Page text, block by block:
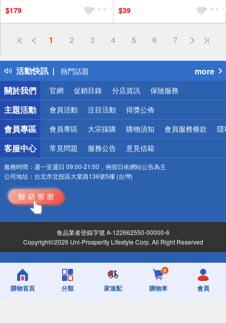
$179
$39
1 2 3 4 5 6 7
活動快訊
偏遠地區配送
得獎公告
熱門話題
銀行優惠
偏遠地區配送
詐騙網頁！請小心！
more
關於我們
官網 促銷目錄 分店資訊 保險服務
主題活動 會員活動 注目活動 得獎公佈
會員專區 會員專區 大宗採購 購物須知 會員服務條款 隱
客服中心 常見問題 服務公告 意見信箱
服務時間： 週一至週日 09:00-21:00，例假日依網站公告為主
公司地址： 台北市北投區大業路136號5樓 (台灣)
食品業者登錄字號 A-122662550-00000-6
Copyright©2026 Uni-Prosperity Lifestyle Corp. All Right Reserved
購物首頁 分類 家速配
0
購物車 會員